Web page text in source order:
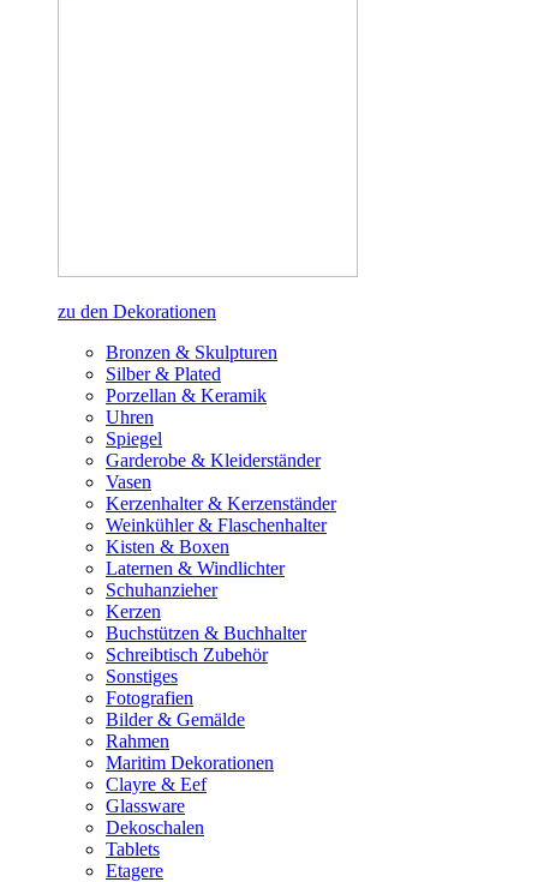
zu den Dekorationen
Bronzen & Skulpturen
Silber & Plated
Porzellan & Keramik
Uhren
Spiegel
Garderobe & Kleiderständer
Vasen
Kerzenhalter & Kerzenständer
Weinkühler & Flaschenhalter
Kisten & Boxen
Laternen & Windlichter
Schuhanzieher
Kerzen
Buchstützen & Buchhalter
Schreibtisch Zubehör
Sonstiges
Fotografien
Bilder & Gemälde
Rahmen
Maritim Dekorationen
Clayre & Eef
Glassware
Dekoschalen
Tablets
Etagere